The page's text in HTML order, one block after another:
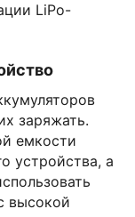
LiPo-
заряжать.
емкости
устройства, а
высокой